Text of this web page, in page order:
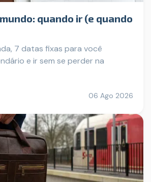
quando ir (e quando
7 datas fixas para você
e ir sem se perder na
06 Ago 2026